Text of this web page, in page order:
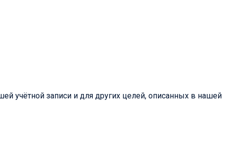
учётной записи и для других целей, описанных в нашей